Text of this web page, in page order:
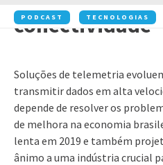
PODCAST TECNOLOGIAS
conectividade
Soluções de telemetria
transmitir dados em alta
depende de resolver os
de melhora na economia
lenta em 2019 e também
ânimo a uma indústria crucial